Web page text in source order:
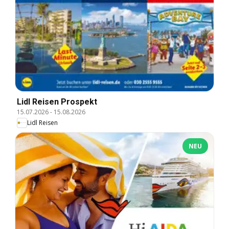
Lidl Reisen Prospekt
15.07.2026- 15.08.2026
Lidl Reisen
NEU